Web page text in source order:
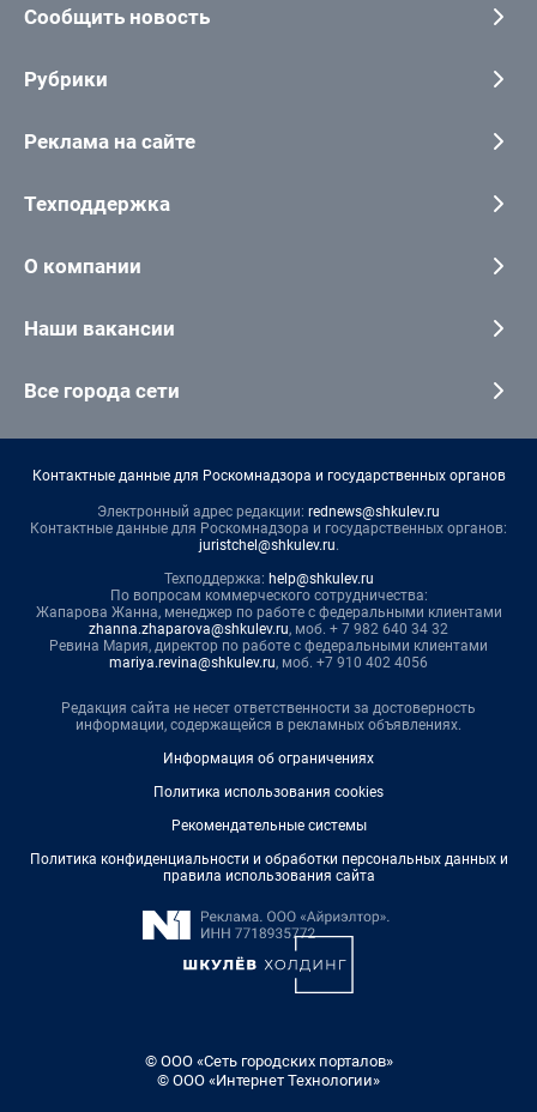
Сообщить новость
Рубрики
Реклама на сайте
Техподдержка
О компании
Наши вакансии
Все города сети
Контактные данные для Роскомнадзора и государственных органов
Электронный адрес редакции: rednews@shkulev.ru
Контактные данные для Роскомнадзора и государственных органов:
juristchel@shkulev.ru.
Техподдержка: help@shkulev.ru
По вопросам коммерческого сотрудничества:
Жапарова Жанна, менеджер по работе с федеральными клиентами
zhanna.zhaparova@shkulev.ru, моб. + 7 982 640 34 32
Ревина Мария, директор по работе с федеральными клиентами
mariya.revina@shkulev.ru, моб. +7 910 402 4056
Редакция сайта не несет ответственности за достоверность
информации, содержащейся в рекламных объявлениях.
Информация об ограничениях
Политика использования cookies
Рекомендательные системы
Политика конфиденциальности и обработки персональных данных и
правила использования сайта
© ООО «Сеть городских порталов»
© ООО «Интернет Технологии»